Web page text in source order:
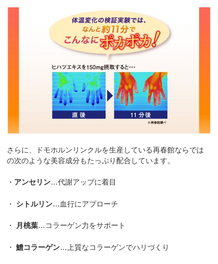
さらに、ドモホルンリンクルを生産している再春館ならでは
の次のような美容成分もたっぷり配合しています。
・ アンセリン…代謝アップに着目
・ シトルリン…血行にアプローチ
・ 月桃葉…コラーゲン力をサポート
・鱧コラーゲン…上質なコラーゲンでハリづくり